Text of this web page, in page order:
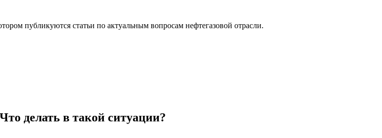
публикуются статьи по актуальным вопросам нефтегазовой отрасли.
делать в такой ситуации?